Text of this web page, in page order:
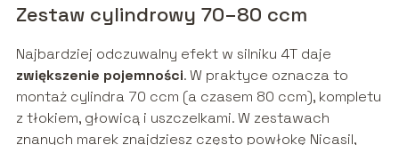
Zestaw cylindrowy 70–80 ccm
Najbardziej odczuwalny efekt w silniku 4T daje
zwiększenie pojemności. W praktyce oznacza to
montaż cylindra 70 ccm (a czasem 80 ccm), kompletu
z tłokiem, głowicą i uszczelkami. W zestawach
znanych marek znajdziesz często powłokę Nicasil,